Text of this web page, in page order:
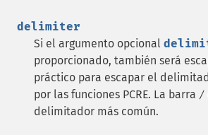
delimiter
Si el argumento opcional
proporcionado, también será
práctico para escapar el
por las funciones PCRE. La barra /
delimitador más común.